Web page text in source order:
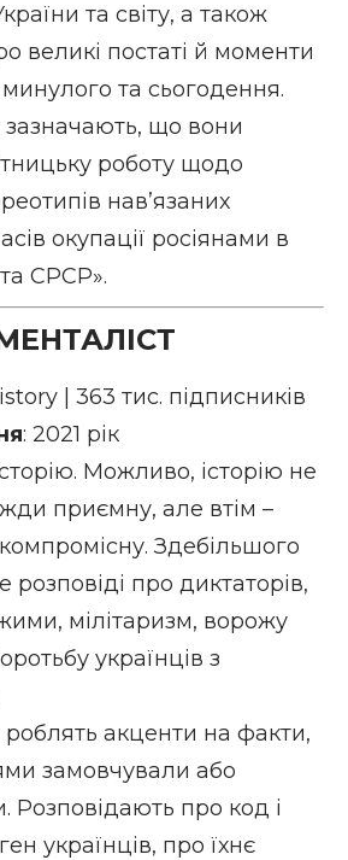
та світу, а також
великі постаті й моменти
минулого та сьогодення.
що вони
роботу щодо
нав’язаних
окупації росіянами в
та СРСР».
| 363 тис. підписників
: 2021 рік
Можливо, історію не
приємну, але втім –
Здебільшого
розповіді про диктаторів,
мілітаризм, ворожу
українців з
акценти на факти,
замовчували або
Розповідають про код і
українців, про їхнє